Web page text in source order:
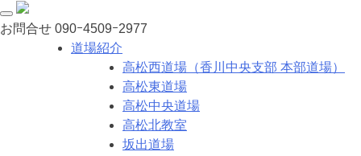
お問合せ 090ｰ4509ｰ2977
道場紹介
高松西道場（香川中央支部 本部道場）
高松東道場
高松中央道場
高松北教室
坂出道場